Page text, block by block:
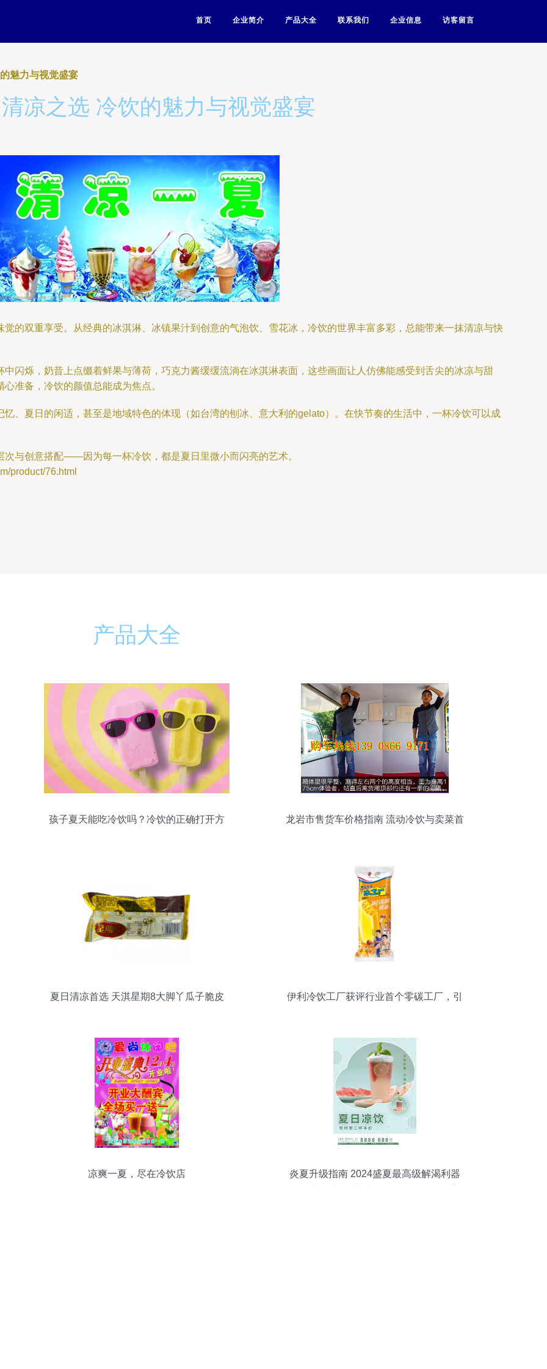
首页 企业简介 产品大全 联系我们 企业信息 访客留言
魅力与视觉盛宴
凉之选 冷饮的魅力与视觉盛宴
的双重享受。从经典的冰淇淋、冰镇果汁到创意的气泡饮、雪花冰，冷饮的世界丰富多彩，总能带来一抹清凉与快
闪烁，奶昔上点缀着鲜果与薄荷，巧克力酱缓缓流淌在冰淇淋表面，这些画面让人仿佛能感受到舌尖的冰凉与甜
准备，冷饮的颜值总能成为焦点。
、夏日的闲适，甚至是地域特色的体现（如台湾的刨冰、意大利的gelato）。在快节奏的生活中，一杯冷饮可以成
与创意搭配——因为每一杯冷饮，都是夏日里微小而闪亮的艺术。
product/76.html
产品大全
孩子夏天能吃冷饮吗？冷饮的正确打开方
龙岩市售货车价格指南 流动冷饮与卖菜首
夏日清凉首选 天淇星期8大脚丫瓜子脆皮
伊利冷饮工厂获评行业首个零碳工厂，引
凉爽一夏，尽在冷饮店
炎夏升级指南 2024盛夏最高级解渴利器